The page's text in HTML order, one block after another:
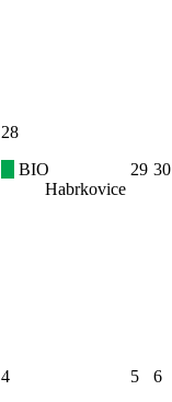
28
BIO
Habrkovice
29 30
4 5 6